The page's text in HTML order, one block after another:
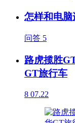
怎样和电脑
问答 5
路虎揽胜
GT旅行车
8 07.22